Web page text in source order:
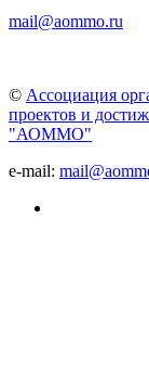
mail@aommo.ru
© Ассоциация
проектов и
"АОММО"
e-mail: